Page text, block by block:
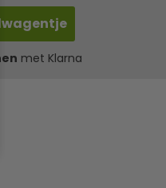
met Klarna